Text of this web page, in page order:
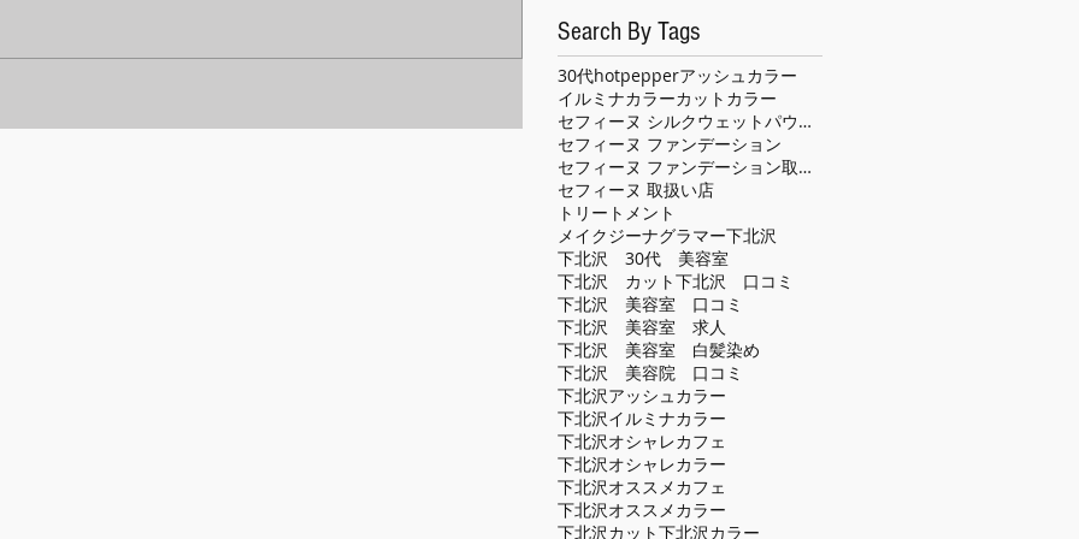
Search By Tags
30代hotpepperアッシュカラー
イルミナカラーカット カラー
セフィーヌ シルクウェットパウダー
セフィーヌ ファンデーション
セフィーヌ ファンデーション取扱い店
セフィーヌ 取扱い店
トリートメント
メイクジーナグラマー下北沢
下北沢 30代 美容室
下北沢 カット下北沢 口コミ
下北沢 美容室 口コミ
下北沢 美容室 求人
下北沢 美容室 白髪染め
下北沢 美容院 口コミ
下北沢アッシュカラー
下北沢イルミナカラー
下北沢オシャレカフェ
下北沢オシャレカラー
下北沢オススメカフェ
下北沢オススメカラー
下北沢カット下北沢カラー